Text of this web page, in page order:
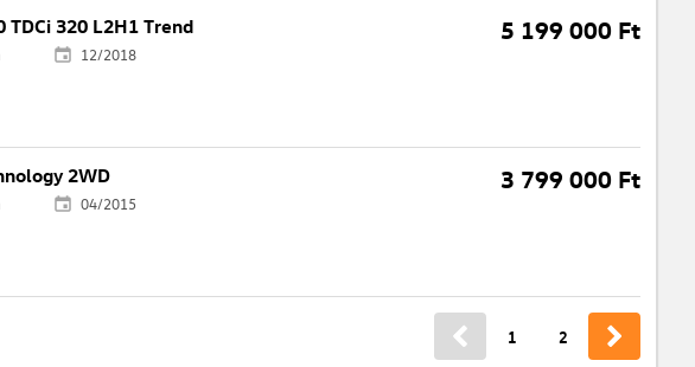
TDCi 320 L2H1 Trend 5 199 000 Ft
12/2018
2WD 3 799 000 Ft
04/2015
1 2